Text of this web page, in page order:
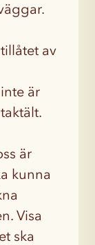
av
är
är
kunna
Visa
ska